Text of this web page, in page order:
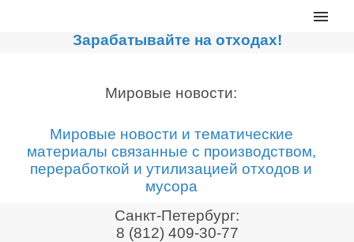
Главная
Сортировочные линии
Дробильное оборудование
Компакторы, контейнеры
Реализованные проекты
Видео
Зарабатывайте на отходах!
Мировые новости:
Мировые новости и тематические
материалы связанные с производством,
переработкой и утилизацией отходов и
мусора
Санкт-Петербург:
8 (812) 409-30-77